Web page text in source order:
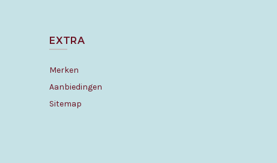
EXTRA
Merken
Aanbiedingen
Sitemap